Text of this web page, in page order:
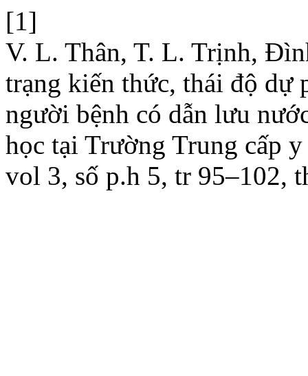
[1]
V. L. Thân, T. L. Trịnh,
trạng kiến thức, thái độ dự
người bệnh có dẫn lưu
học tại Trường Trung cấp
vol 3, số p.h 5, tr 95–102,